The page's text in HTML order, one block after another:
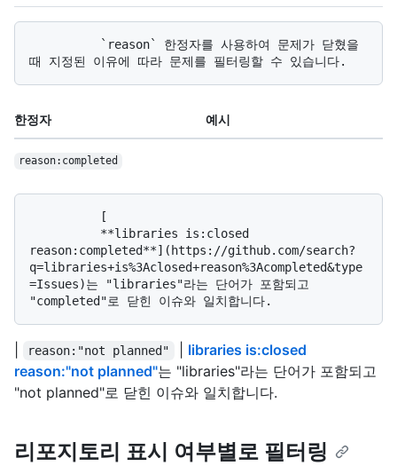
한정자 예시
reason:completed
reason:completed**](https://github.com/search?
q=libraries+is%3Aclosed+reason%3Acompleted&type
=Issues)는 "libraries"라는 단어가 포함되고
reason:"not planned"
libraries is:closed
reason:"not planned"는 "libraries"라는 단어가 포함되고
"not planned"로 닫힌 이슈와 일치합니다.
리포지토리 표시 여부별로 필터링